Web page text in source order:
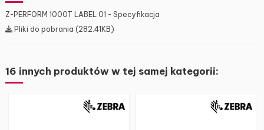
Z-PERFORM 1000T LABEL 01 - Specyfikacja
Pliki do pobrania (282.41KB)
16 innych produktów w tej samej kategorii: